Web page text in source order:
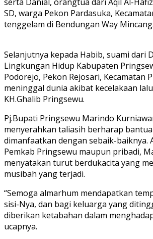
SD, warga Pekon Pardasuka,
tenggelam di Bendungan Way Mincang.
Selanjutnya kepada Habib, suami dari
Lingkungan Hidup Kabupaten
Podorejo, Pekon Rejosari, Kecamatan
meninggal dunia akibat kecelakaan
KH.Ghalib Pringsewu.
Pj.Bupati Pringsewu Marindo
menyerahkan taliasih berharap
dimanfaatkan dengan sebaik-baiknya.
Pemkab Pringsewu maupun pribadi,
menyatakan turut berdukacita yang
musibah yang terjadi.
“Semoga almarhum mendapatkan
sisi-Nya, dan bagi keluarga yang
diberikan ketabahan dalam
ucapnya.